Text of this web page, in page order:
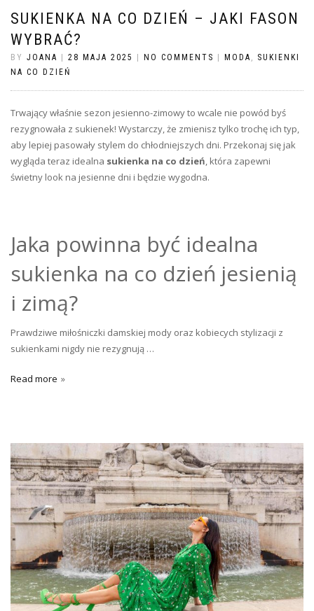
SUKIENKA NA CO DZIEŃ – JAKI FASON
WYBRAĆ?
BY JOANA 28 MAJA 2025 NO COMMENTS MODA , SUKIENKI
NA CO DZIEŃ
Trwający właśnie sezon jesienno-zimowy to wcale nie powód byś
rezygnowała z sukienek! Wystarczy, że zmienisz tylko trochę ich typ,
aby lepiej pasowały stylem do chłodniejszych dni. Przekonaj się jak
wygląda teraz idealna sukienka na co dzień, która zapewni
świetny look na jesienne dni i będzie wygodna.
Jaka powinna być idealna
sukienka na co dzień jesienią
i zimą?
Prawdziwe miłośniczki damskiej mody oraz kobiecych stylizacji z
sukienkami nigdy nie rezygnują …
Read more